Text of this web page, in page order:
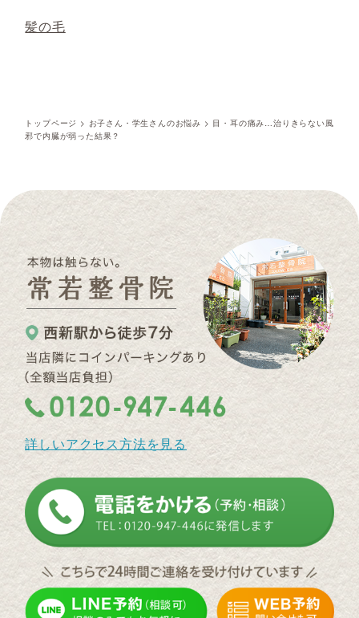
髪の毛
トップページ > お子さん・学生さんのお悩み > 目・耳の痛み…治りきらない風
邪で内臓が弱った結果？
詳しいアクセス方法を見る